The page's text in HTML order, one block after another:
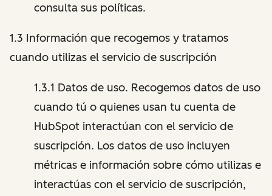
consulta sus políticas.
1.3 Información que recogemos y tratamos
cuando utilizas el servicio de suscripción
1.3.1 Datos de uso. Recogemos datos de uso
cuando tú o quienes usan tu cuenta de
HubSpot interactúan con el servicio de
suscripción. Los datos de uso incluyen
métricas e información sobre cómo utilizas e
interactúas con el servicio de suscripción,